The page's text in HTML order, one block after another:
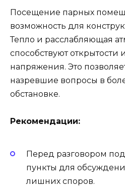
Посещение парных
возможность для
Тепло и расслабляющая
способствуют
напряжения. Это
назревшие вопросы в
обстановке.
Рекомендации:
Перед разговором
пункты для
лишних споров.